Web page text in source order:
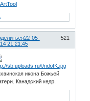
521
22-05-
21:21:45
икона Божьей
Канадский кедр.